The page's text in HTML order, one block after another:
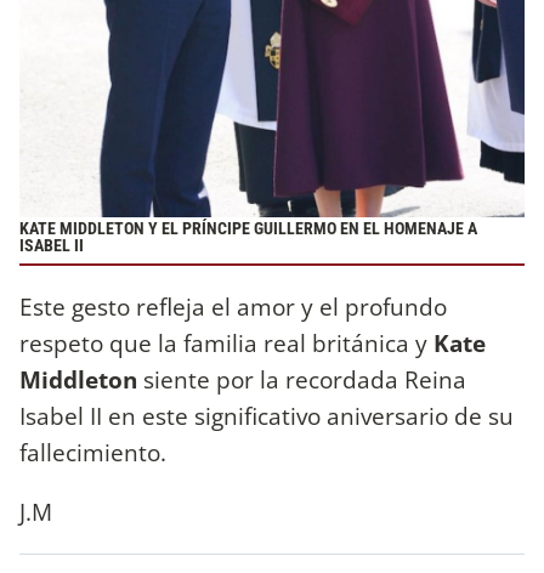
KATE MIDDLETON Y EL PRÍNCIPE GUILLERMO EN EL HOMENAJE A
ISABEL II
Este gesto refleja el amor y el profundo
respeto que la familia real británica y Kate
Middleton siente por la recordada Reina
Isabel II en este significativo aniversario de su
fallecimiento.
J.M